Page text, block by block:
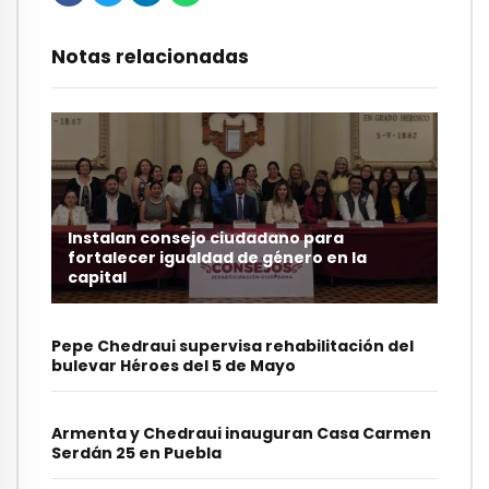
Notas relacionadas
Instalan consejo ciudadano para
fortalecer igualdad de género en la
capital
Pepe Chedraui supervisa rehabilitación del
bulevar Héroes del 5 de Mayo
Armenta y Chedraui inauguran Casa Carmen
Serdán 25 en Puebla